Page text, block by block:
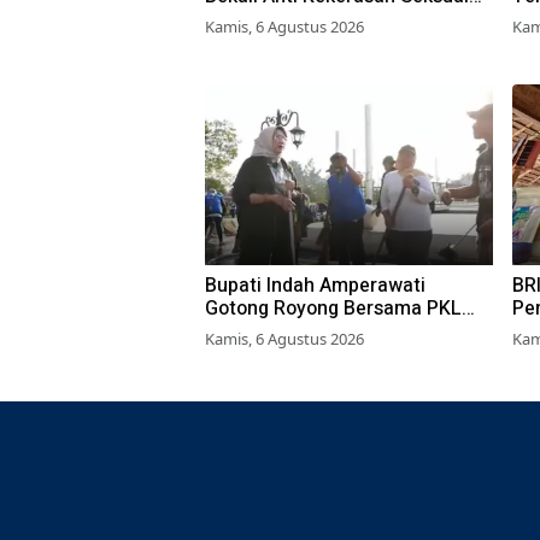
pada Siswa SMK
Kamis, 6 Agustus 2026
Bupati Indah Amperawati
Gotong Royong Bersama PKL
Bersihkan Alun-Alun Lumajang
Kamis, 6 Agustus 2026